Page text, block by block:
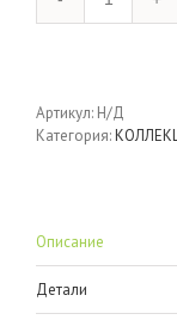
Артикул: Н/Д
Категория:
Описание
Детали